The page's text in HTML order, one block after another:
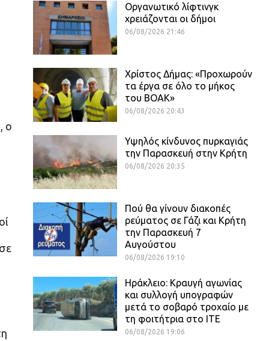
ο
Οργανωτικό λίφτινγκ
χρειάζονται οι δήμοι
06/08/2026 21:46
Χρίστος Δήμας: «Προχωρούν
τα έργα σε όλο το μήκος
του ΒΟΑΚ»
06/08/2026 20:43
Υψηλός κίνδυνος πυρκαγιάς
την Παρασκευή στην Κρήτη
06/08/2026 20:35
Πού θα γίνουν διακοπές
ρεύματος σε Γάζι και Κρήτη
την Παρασκευή 7
Αυγούστου
06/08/2026 19:10
Ηράκλειο: Κραυγή αγωνίας
και συλλογή υπογραφών
μετά το σοβαρό τροχαίο με
τη φοιτήτρια στο ΙΤΕ
06/08/2026 19:06